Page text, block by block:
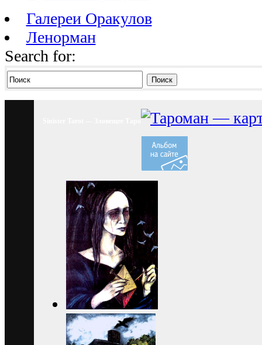
Галереи Оракулов
Ленорман
Search for:
Поиск